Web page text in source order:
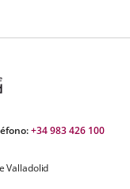
+34 983 426 100
Valladolid